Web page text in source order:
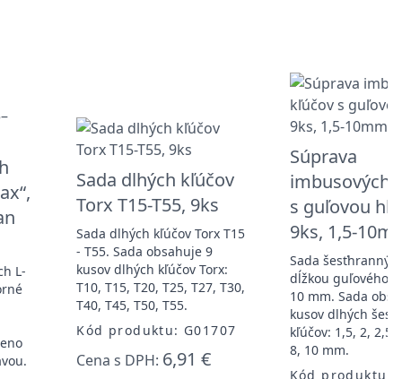
L-
Sada dlhých kľúčov
Torx T15-T55, 9ks
Sada dlhých kľúčov Torx T15
- T55. Sada obsahuje 9
kusov dlhých kľúčov Torx:
T10, T15, T20, T25, T27, T30,
T40, T45, T50, T55.
Kód produktu: G01707
Cena s DPH: 6,91 €
Súprava
imbusových
s guľovou
9ks, 1,5-
Sada
dĺžkou guľového
10 mm. Sada
kusov dlhých
kľúčov: 1,5, 2, 2,5,
8, 10 mm.
Kód produktu: